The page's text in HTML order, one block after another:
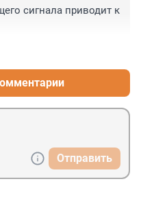
сигнала приводит к
Отправить